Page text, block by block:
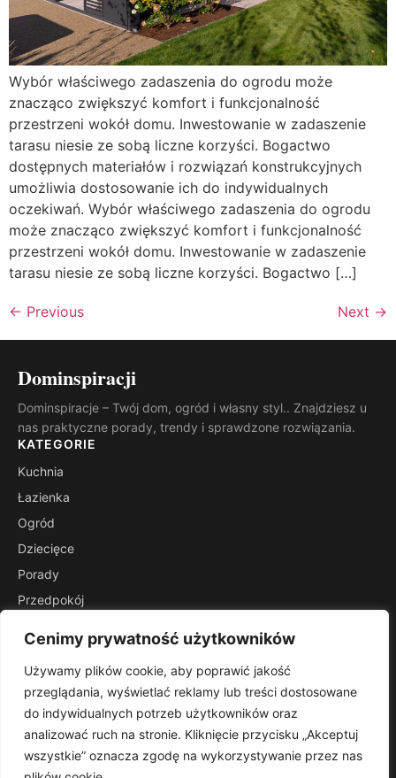
Cenimy prywatność użytkowników
Używamy plików cookie, aby poprawić jakość
przeglądania, wyświetlać reklamy lub treści dostosowane
do indywidualnych potrzeb użytkowników oraz
analizować ruch na stronie. Kliknięcie przycisku „Akceptuj
wszystkie” oznacza zgodę na wykorzystywanie przez nas
Wybór właściwego zadaszenia do ogrodu może
znacząco zwiększyć komfort i funkcjonalność
przestrzeni wokół domu. Inwestowanie w zadaszenie
tarasu niesie ze sobą liczne korzyści. Bogactwo
dostępnych materiałów i rozwiązań konstrukcyjnych
umożliwia dostosowanie ich do indywidualnych
oczekiwań. Wybór właściwego zadaszenia do ogrodu
może znacząco zwiększyć komfort i funkcjonalność
przestrzeni wokół domu. Inwestowanie w zadaszenie
tarasu niesie ze sobą liczne korzyści. Bogactwo […]
← Previous Next →
Dominspiracji
Dominspiracje – Twój dom, ogród i własny styl.. Znajdziesz u
nas praktyczne porady, trendy i sprawdzone rozwiązania.
KATEGORIE
Kuchnia
Łazienka
Ogród
Dziecięce
Porady
Przedpokój
INFORMACJE
Kontakt
Mapa witryny
Polityka prywatności